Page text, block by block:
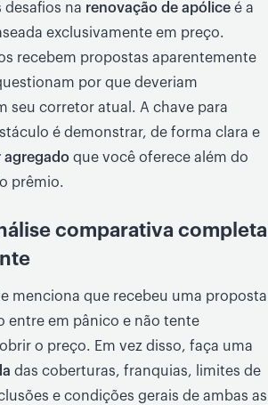
desafios na renovação de apólice é a
exclusivamente em preço.
recebem propostas aparentemente
por que deveriam
seu corretor atual. A chave para
é demonstrar, de forma clara e
agregado que você oferece além do
prêmio.
comparativa completa
menciona que recebeu uma proposta
entre em pânico e não tente
o preço. Em vez disso, faça uma
das coberturas, franquias, limites de
e condições gerais de ambas as